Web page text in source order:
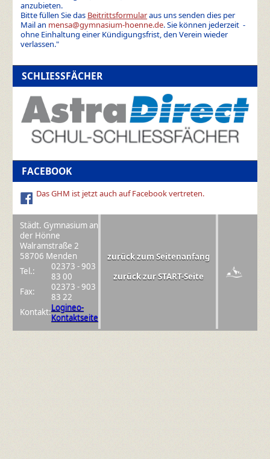
Städt. Gymnasium an
der Hönne
zurück zum Seitenanfang
zurück zur START-Seite
Walramstraße 2
58706 Menden
Tel.:
02373 - 903
83 00
Fax:
02373 - 903
83 22
Kontakt:Logineo-
Kontaktseite
anzubieten.
Bitte füllen Sie das Beitrittsformularaus uns senden dies per
Mail an mensa@gymnasium-hoenne.de. Sie können jederzeit -
ohne Einhaltung einer Kündigungsfrist, den Verein wieder
verlassen."
SCHLIESSFÄCHER
FACEBOOK
Das GHM ist jetzt auch auf Facebook vertreten.